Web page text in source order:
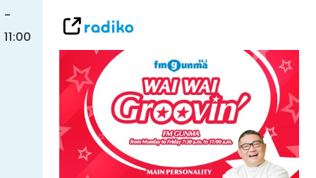
-
11:00